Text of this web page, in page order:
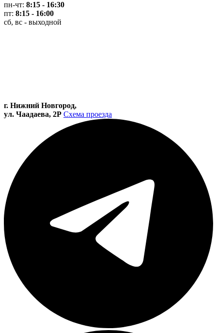
пн-чт: 8:15 - 16:30
пт: 8:15 - 16:00
сб, вс - выходной
г. Нижний Новгород,
ул. Чаадаева, 2Р Схема проезда